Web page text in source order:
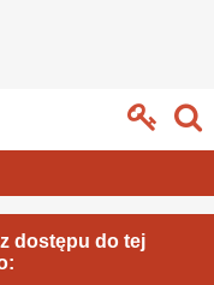
dostępu do tej